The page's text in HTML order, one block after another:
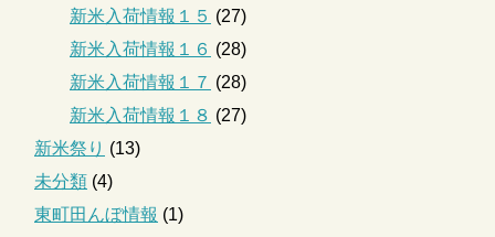
新米入荷情報１５ (27)
新米入荷情報１６ (28)
新米入荷情報１７ (28)
新米入荷情報１８ (27)
新米祭り (13)
未分類 (4)
東町田んぼ情報 (1)